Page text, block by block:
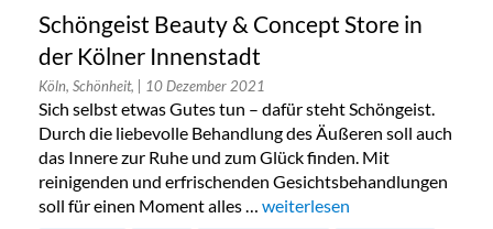
Schöngeist Beauty & Concept Store in
der Kölner Innenstadt
Köln, Schönheit, | 10 Dezember 2021
Sich selbst etwas Gutes tun – dafür steht Schöngeist.
Durch die liebevolle Behandlung des Äußeren soll auch
das Innere zur Ruhe und zum Glück finden. Mit
reinigenden und erfrischenden Gesichtsbehandlungen
soll für einen Moment alles … „Schöngeist Beauty &
weiterlesen